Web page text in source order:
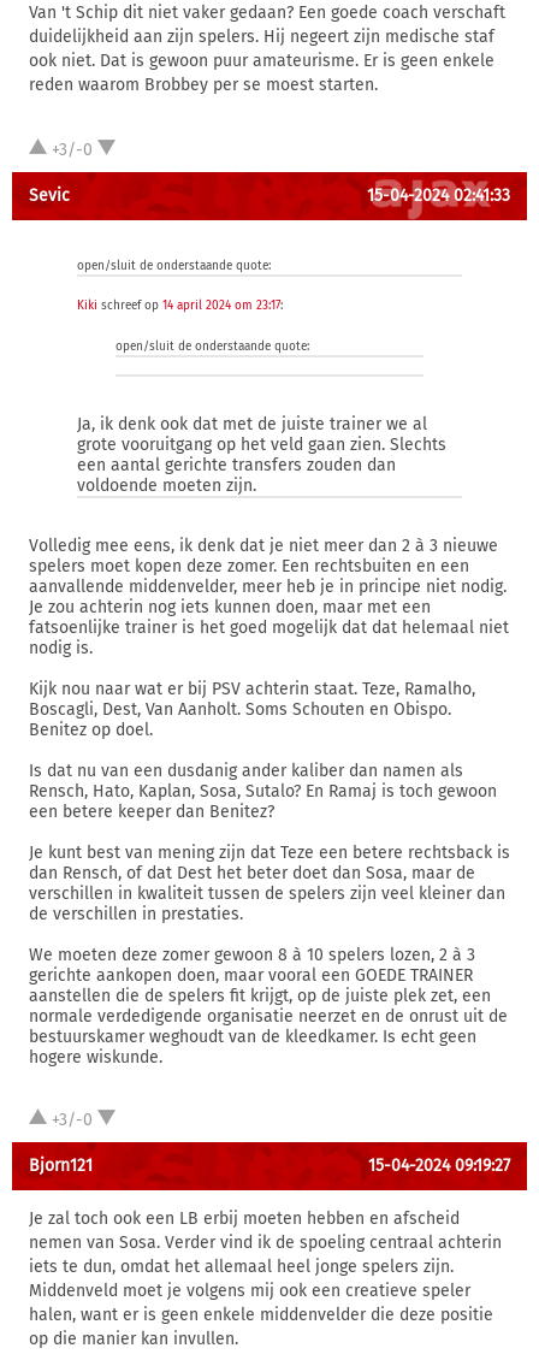
Van 't Schip dit niet vaker gedaan? Een goede coach verschaft
duidelijkheid aan zijn spelers. Hij negeert zijn medische staf
ook niet. Dat is gewoon puur amateurisme. Er is geen enkele
reden waarom Brobbey per se moest starten.
+3/-0
Sevic 15-04-2024 02:41:33
open/sluit de onderstaande quote:
Kiki schreef op 14 april 2024 om 23:17:
open/sluit de onderstaande quote:
Ja, ik denk ook dat met de juiste trainer we al
grote vooruitgang op het veld gaan zien. Slechts
een aantal gerichte transfers zouden dan
voldoende moeten zijn.
Volledig mee eens, ik denk dat je niet meer dan 2 à 3 nieuwe
spelers moet kopen deze zomer. Een rechtsbuiten en een
aanvallende middenvelder, meer heb je in principe niet nodig.
Je zou achterin nog iets kunnen doen, maar met een
fatsoenlijke trainer is het goed mogelijk dat dat helemaal niet
nodig is.
Kijk nou naar wat er bij PSV achterin staat. Teze, Ramalho,
Boscagli, Dest, Van Aanholt. Soms Schouten en Obispo.
Benitez op doel.
Is dat nu van een dusdanig ander kaliber dan namen als
Rensch, Hato, Kaplan, Sosa, Sutalo? En Ramaj is toch gewoon
een betere keeper dan Benitez?
Je kunt best van mening zijn dat Teze een betere rechtsback is
dan Rensch, of dat Dest het beter doet dan Sosa, maar de
verschillen in kwaliteit tussen de spelers zijn veel kleiner dan
de verschillen in prestaties.
We moeten deze zomer gewoon 8 à 10 spelers lozen, 2 à 3
gerichte aankopen doen, maar vooral een GOEDE TRAINER
aanstellen die de spelers fit krijgt, op de juiste plek zet, een
normale verdedigende organisatie neerzet en de onrust uit de
bestuurskamer weghoudt van de kleedkamer. Is echt geen
hogere wiskunde.
+3/-0
Bjorn121 15-04-2024 09:19:27
Je zal toch ook een LB erbij moeten hebben en afscheid
nemen van Sosa. Verder vind ik de spoeling centraal achterin
iets te dun, omdat het allemaal heel jonge spelers zijn.
Middenveld moet je volgens mij ook een creatieve speler
halen, want er is geen enkele middenvelder die deze positie
op die manier kan invullen.